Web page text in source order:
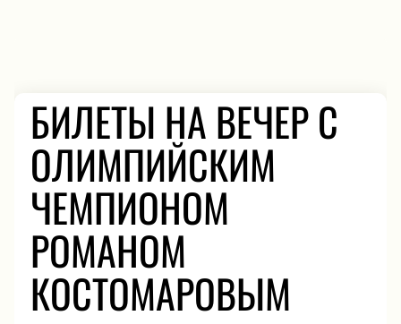
БИЛЕТЫ НА ВЕЧЕР С
ОЛИМПИЙСКИМ
ЧЕМПИОНОМ
РОМАНОМ
КОСТОМАРОВЫМ